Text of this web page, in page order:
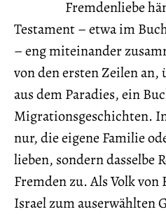
Fremdenliebe
Testament – etwa im
– eng miteinander
von den ersten Zeilen
aus dem Paradies, ein
Migrationsgeschichten.
nur, die eigene Familie
lieben, sondern dasselbe
Fremden zu. Als Volk
Israel zum auserwählten